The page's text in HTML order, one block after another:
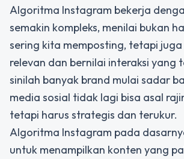
Algoritma Instagram bekerja
semakin kompleks, menilai bukan
sering kita memposting, tetapi juga
relevan dan bernilai interaksi yang
sinilah banyak brand mulai sadar
media sosial tidak lagi bisa asal
tetapi harus strategis dan terukur.
Algoritma Instagram pada
untuk menampilkan konten yang